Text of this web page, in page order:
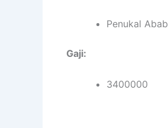
Penukal
Gaji:
3400000